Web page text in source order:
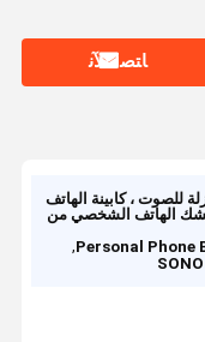
ﺎﺘﺼﻟ ﺍﻶﻧ
للصوت ، كابينة الهاتف
الهاتف الشخصي من
Personal Phone
,